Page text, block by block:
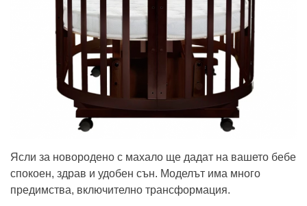
Ясли за новородено с махало ще дадат на вашето бебе
спокоен, здрав и удобен сън. Моделът има много
предимства, включително трансформация.